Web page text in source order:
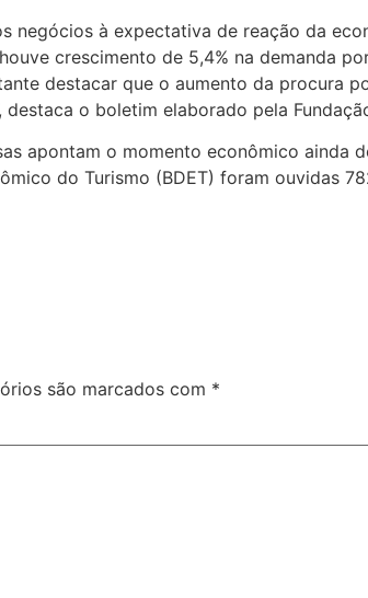
negócios à expectativa de reação da
crescimento de 5,4% na demanda
destacar que o aumento da procura
o boletim elaborado pela
apontam o momento econômico ainda
do Turismo (BDET) foram ouvidas
são marcados com *